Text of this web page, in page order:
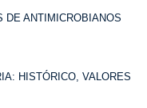
DE ANTIMICROBIANOS
HISTÓRICO, VALORES